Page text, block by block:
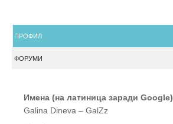
ПРОФИЛ
ФОРУМИ
Имена (на латиница заради Google)
Galina Dineva – GalZz